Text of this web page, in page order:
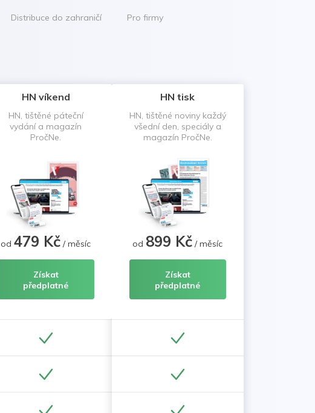
Distribuce do zahraničí Pro firmy
HN víkend
HN, tištěné páteční
vydání a magazín
PročNe.
od479 Kč / měsíc
Získat
předplatné
HN tisk
HN, tištěné noviny každý
všední den, speciály a
magazín PročNe.
od 899 Kč / měsíc
Získat
předplatné